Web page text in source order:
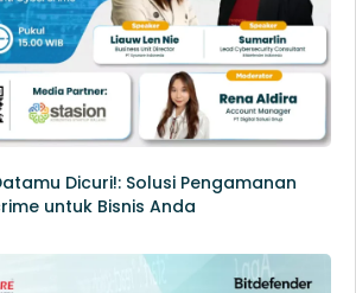
Dicuri!: Solusi Pengamanan
untuk Bisnis Anda